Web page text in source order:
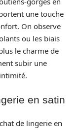
une touche
On observe
ou les biais
le charme de
subir une
en satin
de lingerie en